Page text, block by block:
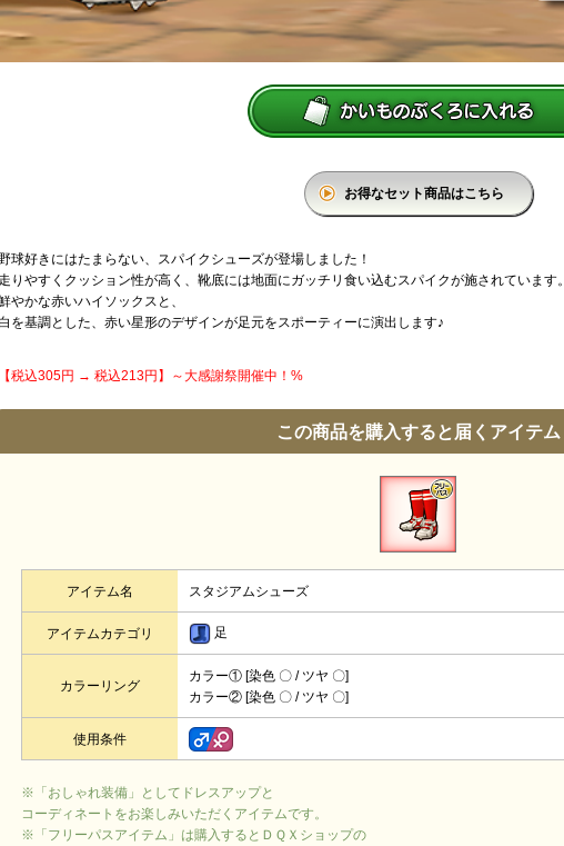
お得なセット商品はこちら
球好きにはたまらない、スパイクシューズが登場しました！
走りやすくクッション性が高く、靴底には地面にガッチリ食い込むスパイクが施されています。
やかな赤いハイソックスと、
を基調とした、赤い星形のデザインが足元をスポーティーに演出します♪
【税込305円 → 税込213円】～大感謝祭開催中！%
この商品を購入すると届くアイテム
アイテム名 スタジアムシューズ
アイテムカテゴリ 足
カラーリング
カラー① [染色 〇 / ツヤ 〇]
カラー② [染色 〇 / ツヤ 〇]
使用条件
※「おしゃれ装備」としてドレスアップと
コーディネートをお楽しみいただくアイテムです。
※「フリーパスアイテム」は購入するとＤＱＸショップの